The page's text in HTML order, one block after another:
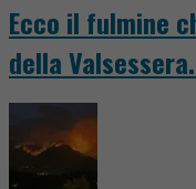
Ecco il fulmine
della Valsessera.